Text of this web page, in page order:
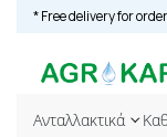
* Free delivery for
Ανταλλακτικά